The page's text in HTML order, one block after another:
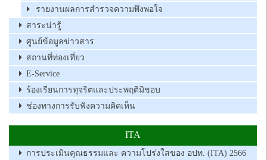
รายงานผลการสำรวจความพึงพอใจ
สาระน่ารู้
ศูนย์ข้อมูลข่าวสาร
สถานที่ท่องเที่ยว
E-Service
ร้องเรียนการทุจริตและประพฤติมิชอบ
ช่องทางการรับฟังความคิดเห็น
ITA
การประเมินคุณธรรมและ ความโปร่งใสของ อปท. (ITA) 2566